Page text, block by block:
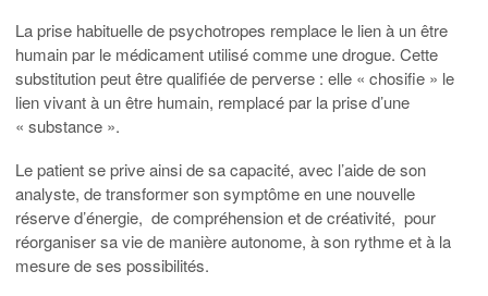
La prise habituelle de psychotropes remplace le lien à un être
humain par le médicament utilisé comme une drogue. Cette
substitution peut être qualifiée de perverse : elle « chosifie » le
lien vivant à un être humain, remplacé par la prise d’une
« substance ».
Le patient se prive ainsi de sa capacité, avec l’aide de son
analyste, de transformer son symptôme en une nouvelle
réserve d’énergie, de compréhension et de créativité, pour
réorganiser sa vie de manière autonome, à son rythme et à la
mesure de ses possibilités.